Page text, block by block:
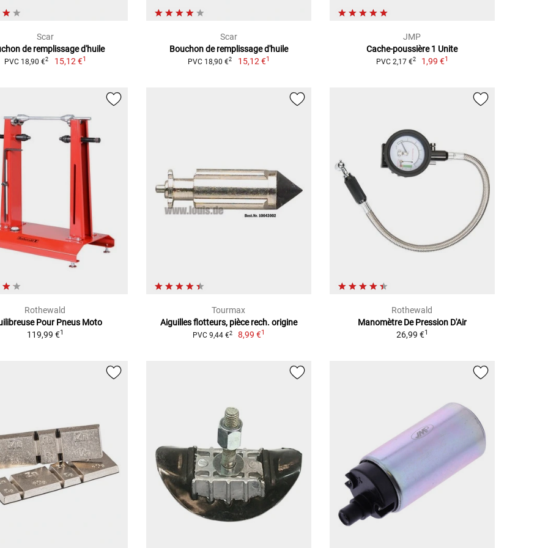
Scar
de remplissage d'huile
PVC 18,90 €2 15,12 €1
Scar
Bouchon de remplissage d'huile
PVC 18,90 €2 15,12 €1
JMP
Cache-poussière 1 Unite
PVC 2,17 €2 1,99 €1
Rothewald
Pour Pneus Moto
119,99 €1
Tourmax
Aiguilles flotteurs, pièce rech. origine
PVC 9,44 €2 8,99 €1
Rothewald
Manomètre De Pression D'Air
26,99 €1